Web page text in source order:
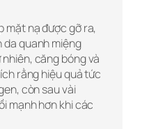
mặt nạ được gỡ ra,
da quanh miệng
nhiên, căng bóng và
rằng hiệu quả tức
còn sau vài
mạnh hơn khi các